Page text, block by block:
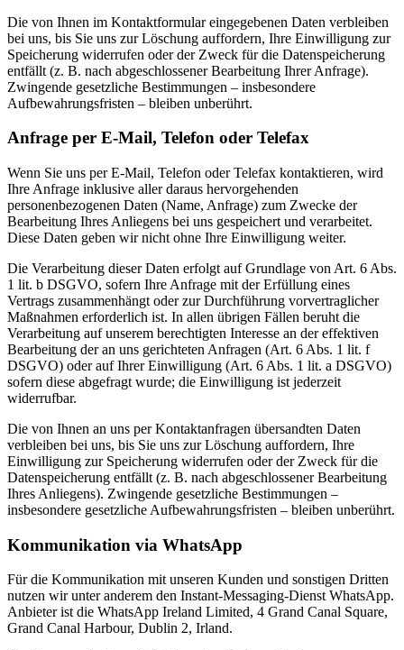
Die von Ihnen im Kontaktformular eingegebenen Daten verbleiben
bei uns, bis Sie uns zur Löschung auffordern, Ihre Einwilligung zur
Speicherung widerrufen oder der Zweck für die Datenspeicherung
entfällt (z. B. nach abgeschlossener Bearbeitung Ihrer Anfrage).
Zwingende gesetzliche Bestimmungen – insbesondere
Aufbewahrungsfristen – bleiben unberührt.
Anfrage per E-Mail, Telefon oder Telefax
Wenn Sie uns per E-Mail, Telefon oder Telefax kontaktieren, wird
Ihre Anfrage inklusive aller daraus hervorgehenden
personenbezogenen Daten (Name, Anfrage) zum Zwecke der
Bearbeitung Ihres Anliegens bei uns gespeichert und verarbeitet.
Diese Daten geben wir nicht ohne Ihre Einwilligung weiter.
Die Verarbeitung dieser Daten erfolgt auf Grundlage von Art. 6 Abs.
1 lit. b DSGVO, sofern Ihre Anfrage mit der Erfüllung eines
Vertrags zusammenhängt oder zur Durchführung vorvertraglicher
Maßnahmen erforderlich ist. In allen übrigen Fällen beruht die
Verarbeitung auf unserem berechtigten Interesse an der effektiven
Bearbeitung der an uns gerichteten Anfragen (Art. 6 Abs. 1 lit. f
DSGVO) oder auf Ihrer Einwilligung (Art. 6 Abs. 1 lit. a DSGVO)
sofern diese abgefragt wurde; die Einwilligung ist jederzeit
widerrufbar.
Die von Ihnen an uns per Kontaktanfragen übersandten Daten
verbleiben bei uns, bis Sie uns zur Löschung auffordern, Ihre
Einwilligung zur Speicherung widerrufen oder der Zweck für die
Datenspeicherung entfällt (z. B. nach abgeschlossener Bearbeitung
Ihres Anliegens). Zwingende gesetzliche Bestimmungen –
insbesondere gesetzliche Aufbewahrungsfristen – bleiben unberührt.
Kommunikation via WhatsApp
Für die Kommunikation mit unseren Kunden und sonstigen Dritten
nutzen wir unter anderem den Instant-Messaging-Dienst WhatsApp.
Anbieter ist die WhatsApp Ireland Limited, 4 Grand Canal Square,
Grand Canal Harbour, Dublin 2, Irland.